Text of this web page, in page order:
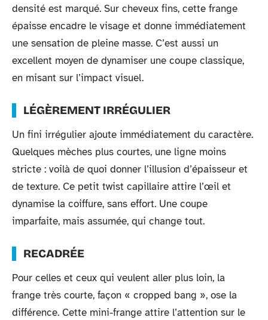
densité est marqué. Sur cheveux fins, cette frange
épaisse encadre le visage et donne immédiatement
une sensation de pleine masse. C’est aussi un
excellent moyen de dynamiser une coupe classique,
en misant sur l’impact visuel.
LÉGÈREMENT IRRÉGULIER
Un fini irrégulier ajoute immédiatement du caractère.
Quelques mèches plus courtes, une ligne moins
stricte : voilà de quoi donner l’illusion d’épaisseur et
de texture. Ce petit twist capillaire attire l’œil et
dynamise la coiffure, sans effort. Une coupe
imparfaite, mais assumée, qui change tout.
RECADRÉE
Pour celles et ceux qui veulent aller plus loin, la
frange très courte, façon « cropped bang », ose la
différence. Cette mini-frange attire l’attention sur le